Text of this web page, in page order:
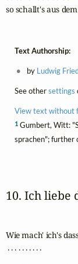
so schallt's aus
Text Authorship:
by Ludwig
See othersettings
View text without
1Gumbert, Witt:
sprachen"; further
10. Ich liebe
Wie mach' ich's
. . . . . . . . . .